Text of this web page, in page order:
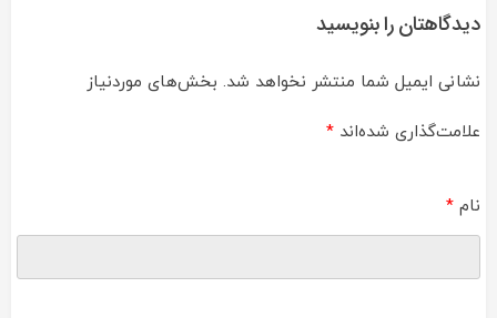
دیدگاهتان را بنویسید
نشانی ایمیل شما منتشر نخواهد شد. بخش‌های موردنیاز
علامت‌گذاری شده‌اند *
نام *